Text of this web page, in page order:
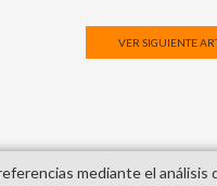
VER SIGUIENTE
mediante el análisis